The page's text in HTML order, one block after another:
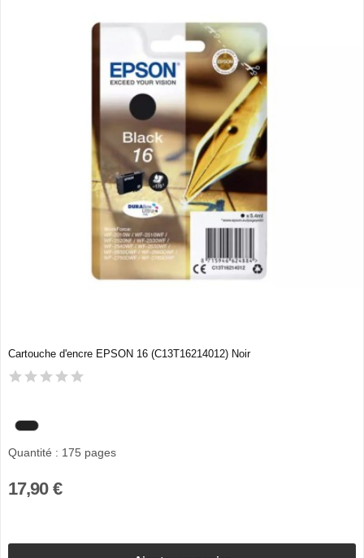
Cartouche d'encre EPSON 16 (C13T16214012) Noir
Quantité : 175 pages
17,90 €